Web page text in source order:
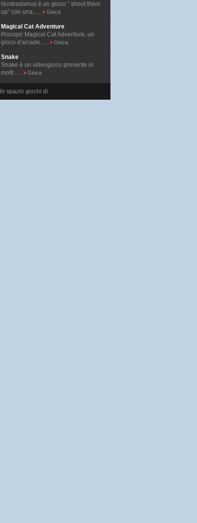
Nostradamus è un gioco " shoot them
up" con una......
Gioca
Magical Cat Adventure
Riscopri Magical Cat Adventure, un
gioco d'arcade......
Gioca
Snake
Snake è un videogioco presente in
molti......
Gioca
spazio giochi di